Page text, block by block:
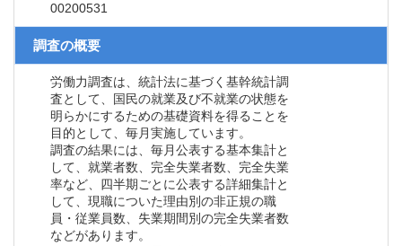
00200531
調査の概要
労働力調査は、統計法に基づく基幹統計調
査として、国民の就業及び不就業の状態を
明らかにするための基礎資料を得ることを
目的として、毎月実施しています。
調査の結果には、毎月公表する基本集計と
して、就業者数、完全失業者数、完全失業
率など、四半期ごとに公表する詳細集計と
して、現職についた理由別の非正規の職
員・従業員数、失業期間別の完全失業者数
などがあります。